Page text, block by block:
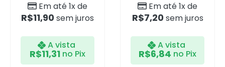
Em até 1x de
R$11,90 sem juros
A vista
R$11,31 no Pix
Em até 1x de
R$7,20 sem juros
A vista
R$6,84 no Pix